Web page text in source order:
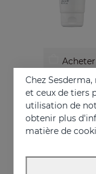
Acheter
24.95 €
Chez
et ceux de tiers
utilisation de
obtenir plus
matière de